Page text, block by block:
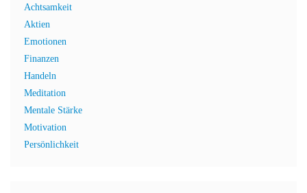
Achtsamkeit
Aktien
Emotionen
Finanzen
Handeln
Meditation
Mentale Stärke
Motivation
Persönlichkeit